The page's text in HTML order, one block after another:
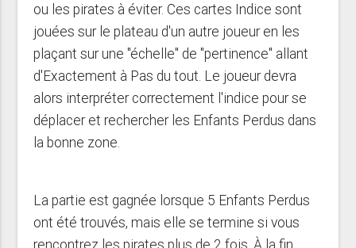
ou les pirates à éviter. Ces cartes Indice sont
jouées sur le plateau d'un autre joueur en les
plaçant sur une "échelle" de "pertinence" allant
d'Exactement à Pas du tout. Le joueur devra
alors interpréter correctement l'indice pour se
déplacer et rechercher les Enfants Perdus dans
la bonne zone.
La partie est gagnée lorsque 5 Enfants Perdus
ont été trouvés, mais elle se termine si vous